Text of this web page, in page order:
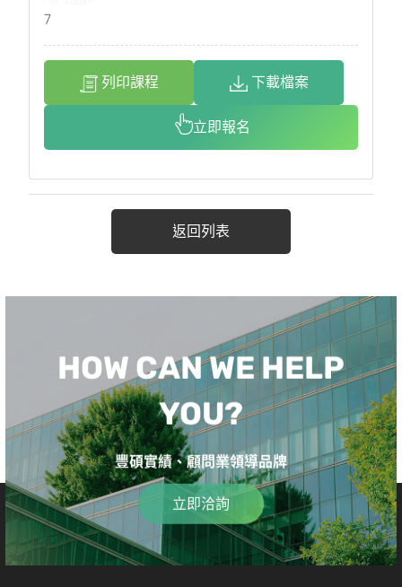
7
列印課程 下載檔案
立即報名
返回列表
HOW CAN WE HELP
YOU?
豐碩實績、顧問業領導品牌
立即洽詢